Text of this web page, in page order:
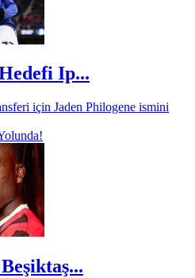
Ip...
için Jaden Philogene ismini